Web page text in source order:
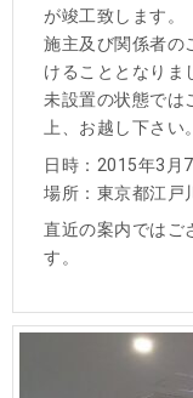
が竣工致します。
施主及び関係者の
けることとなりま
未設置の状態では
上、お越し下さい。
日時：2015年3
場所：東京都江戸
直近の案内ではご
す。